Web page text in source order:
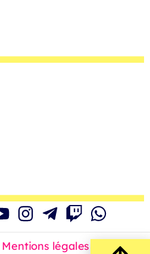
Mentions légales – 2023